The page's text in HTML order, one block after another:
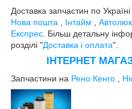
Доставка запчастин по
Нова пошта
Інтайм
Експрес . Більш детальну
розділі "Доставка і оплата".
ІНТЕРНЕТ
Запчастини на Рено Кенго ,